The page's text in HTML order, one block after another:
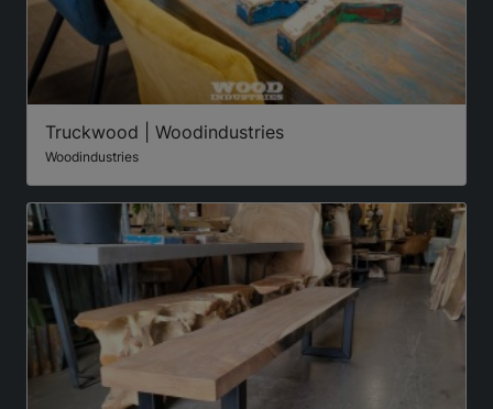
Truckwood | Woodindustries
Woodindustries